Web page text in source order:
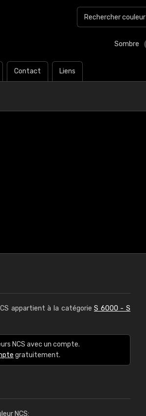
Sombre
Contact Liens
appartient à la catégorieS 6000 - S
NCS avec un compte.
gratuitement.
NCS: